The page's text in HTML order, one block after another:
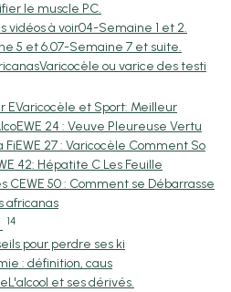
le muscle PC.
vidéos à voir04-Semaine 1 et 2.
5 et 6.07-Semaine 7 et suite.
Varicocèle ou varice des testi
EVaricocèle et Sport: Meilleur
EWE 24 : Veuve Pleureuse Vertu
FiEWE 27 : Varicocèle Comment So
42: Hépatite C Les Feuille
CEWE 50 : Comment se Débarrasse
africanas
14
pour perdre ses ki
: définition, caus
L'alcool et ses dérivés.